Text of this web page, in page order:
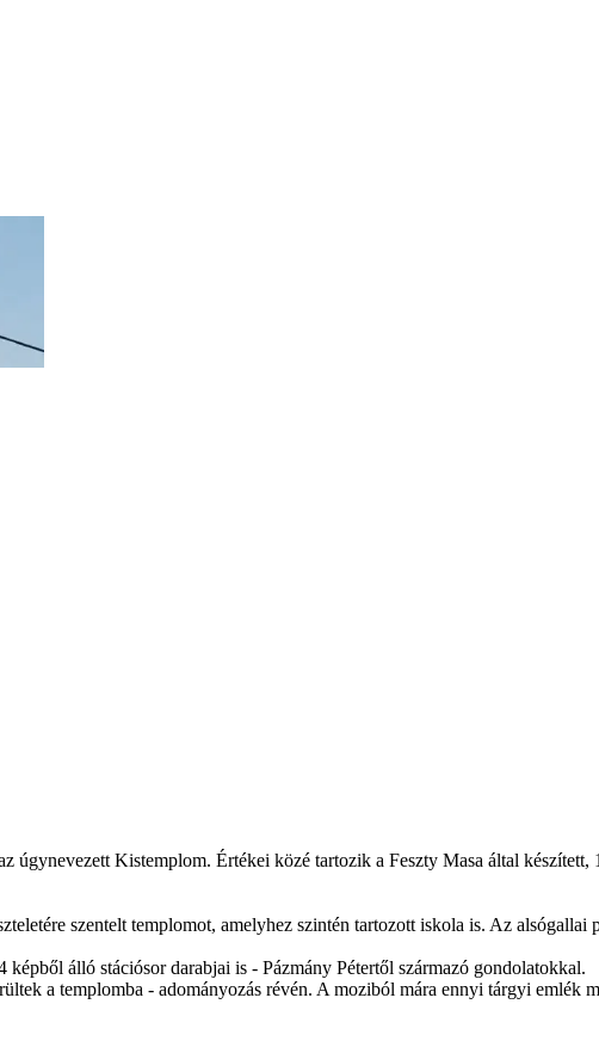
Kistemplom. Értékei közé tartozik a Feszty Masa által készített,
szentelt templomot, amelyhez szintén tartozott iskola is. Az
álló stációsor darabjai is - Pázmány Pétertől származó gondolatokkal.
a templomba - adományozás révén. A moziból mára ennyi tárgyi emlék